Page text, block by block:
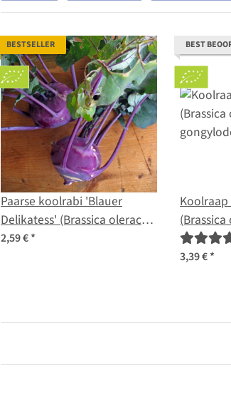
BESTSELLER
Paarse koolrabi 'Blauer
Delikatess' (Brassica oleracea
var. gongylodes) zaden
2,59 €*
BEST
3,39 €*